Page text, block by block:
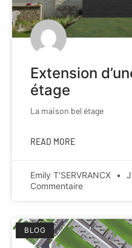
Extension
étage
La maison bel étage
READ MORE
Emily T'SERVRANCX
Commentaire
BLOG